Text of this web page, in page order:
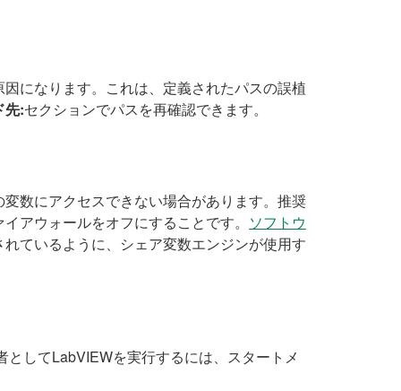
になります。これは、定義されたパスの誤植
先:セクションでパスを再確認できます。
数にアクセスできない場合があります。推奨
アウォールをオフにすることです。 ソフトウ
れているように、シェア変数エンジンが使用す
してLabVIEWを実行するには、スタートメ